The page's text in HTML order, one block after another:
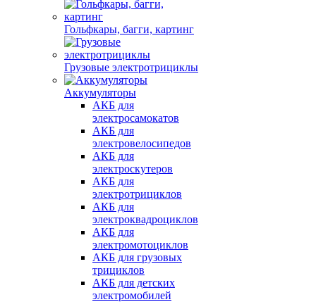
Гольфкары, багги, картинг
Грузовые электротрициклы
Аккумуляторы
АКБ для
электросамокатов
АКБ для
электровелосипедов
АКБ для
электроскутеров
АКБ для
электротрициклов
АКБ для
электроквадроциклов
АКБ для
электромотоциклов
АКБ для грузовых
трициклов
АКБ для детских
электромобилей